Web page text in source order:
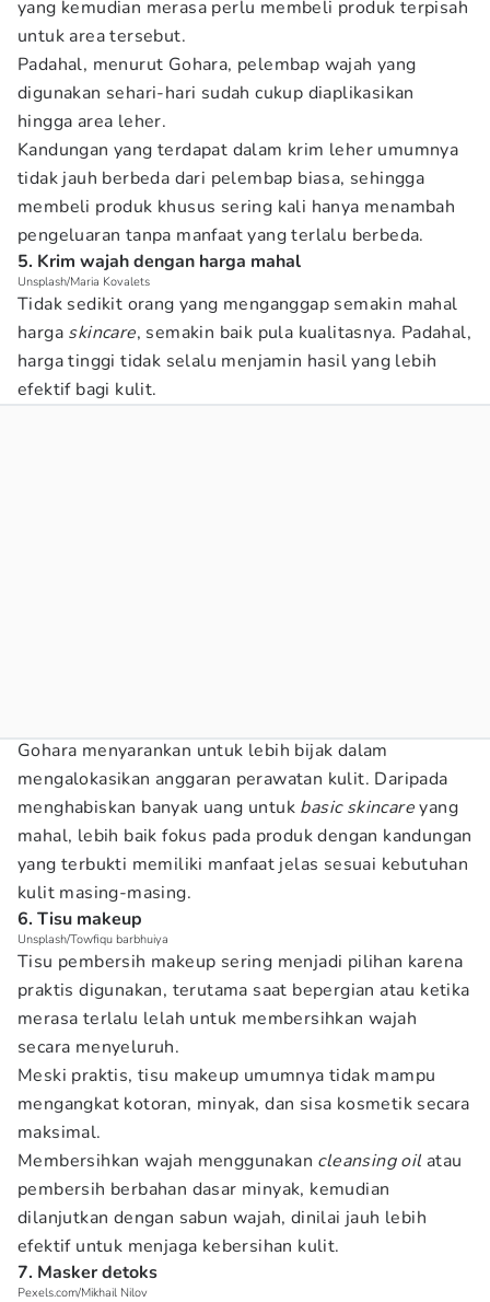
yang kemudian merasa perlu membeli produk terpisah
untuk area tersebut.
Padahal, menurut Gohara, pelembap wajah yang
digunakan sehari-hari sudah cukup diaplikasikan
hingga area leher.
Kandungan yang terdapat dalam krim leher umumnya
tidak jauh berbeda dari pelembap biasa, sehingga
membeli produk khusus sering kali hanya menambah
pengeluaran tanpa manfaat yang terlalu berbeda.
5. Krim wajah dengan harga mahal
Unsplash/Maria Kovalets
Tidak sedikit orang yang menganggap semakin mahal
harga skincare, semakin baik pula kualitasnya. Padahal,
harga tinggi tidak selalu menjamin hasil yang lebih
efektif bagi kulit.
Gohara menyarankan untuk lebih bijak dalam
mengalokasikan anggaran perawatan kulit. Daripada
menghabiskan banyak uang untuk basic skincareyang
mahal, lebih baik fokus pada produk dengan kandungan
yang terbukti memiliki manfaat jelas sesuai kebutuhan
kulit masing-masing.
6. Tisu makeup
Unsplash/Towfiqu barbhuiya
Tisu pembersih makeup sering menjadi pilihan karena
praktis digunakan, terutama saat bepergian atau ketika
merasa terlalu lelah untuk membersihkan wajah
secara menyeluruh.
Meski praktis, tisu makeup umumnya tidak mampu
mengangkat kotoran, minyak, dan sisa kosmetik secara
maksimal.
Membersihkan wajah menggunakan cleansing oil atau
pembersih berbahan dasar minyak, kemudian
dilanjutkan dengan sabun wajah, dinilai jauh lebih
efektif untuk menjaga kebersihan kulit.
7. Masker detoks
Pexels.com/Mikhail Nilov